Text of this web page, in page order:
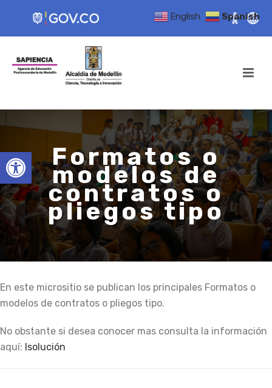
Open toolbar
Formatos o
modelos de
contratos o
pliegos tipo
En este micrositio se publican los principales Formatos o
modelos de contratos o pliegos tipo.
No obstante si desea conocer mas consulta la información
aquí: Isolución
English Spanish